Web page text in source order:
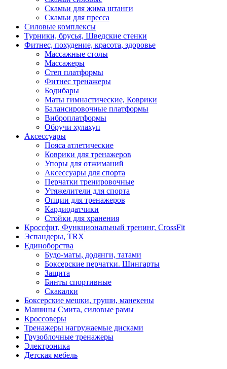
Скамьи для жима штанги
Скамьи для пресса
Силовые комплексы
Турники, брусья, Шведские стенки
Фитнес, похудение, красота, здоровье
Массажные столы
Массажеры
Степ платформы
Фитнес тренажеры
Бодибары
Маты гимнастические, Коврики
Балансировочные платформы
Виброплатформы
Обручи хулахуп
Аксессуары
Пояса атлетические
Коврики для тренажеров
Упоры для отжиманий
Аксессуары для спорта
Перчатки тренировочные
Утяжелители для спорта
Опции для тренажеров
Кардиодатчики
Стойки для хранения
Кроссфит, Функциональный тренинг, CrossFit
Эспандеры, TRX
Единоборства
Будо-маты, додянги, татами
Боксерские перчатки. Шингарты
Защита
Бинты спортивные
Скакалки
Боксерские мешки, груши, манекены
Машины Смита, силовые рамы
Кроссоверы
Тренажеры нагружаемые дисками
Грузоблочные тренажеры
Электроника
Детская мебель